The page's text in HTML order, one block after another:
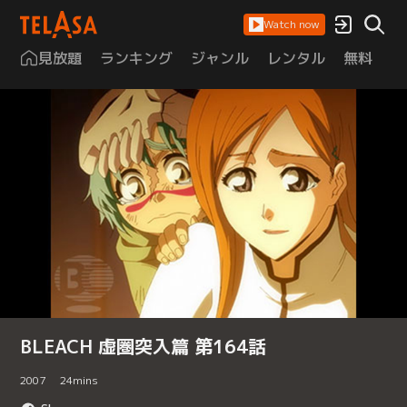
Watch now
見放題 ランキング ジャンル レンタル 無料
BLEACH 虚圏突入篇 第164話
2007 24mins